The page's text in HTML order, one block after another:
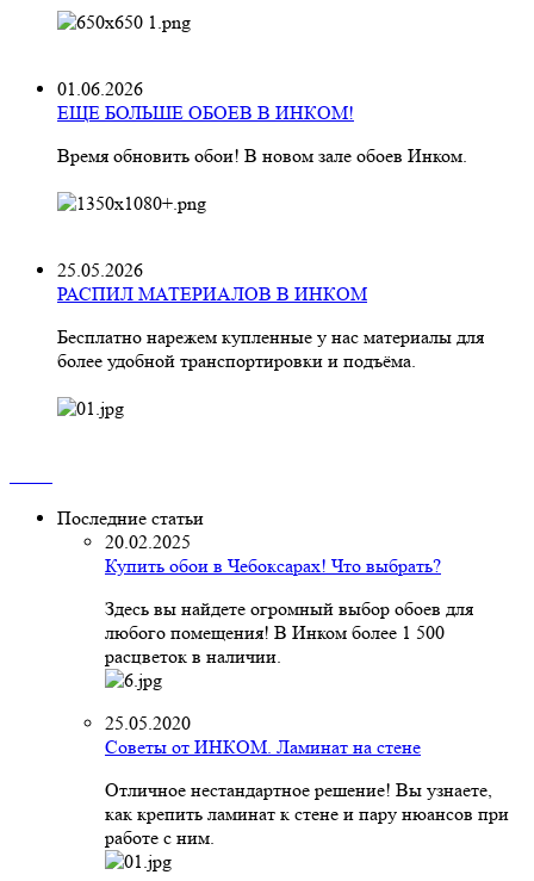
01.06.2026
ЕЩЕ БОЛЬШЕ ОБОЕВ В ИНКОМ!
Время обновить обои! В новом зале обоев Инком.
25.05.2026
РАСПИЛ МАТЕРИАЛОВ В ИНКОМ
Бесплатно нарежем купленные у нас материалы для
более удобной транспортировки и подъёма.
Последние статьи
20.02.2025
Купить обои в Чебоксарах! Что выбрать?
Здесь вы найдете огромный выбор обоев для
любого помещения! В Инком более 1 500
расцветок в наличии.
25.05.2020
Советы от ИНКОМ. Ламинат на стене
Отличное нестандартное решение! Вы узнаете,
как крепить ламинат к стене и пару нюансов при
работе с ним.